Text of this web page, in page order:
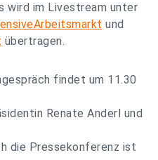
wird im Livestream unter
und
übertragen.
findet um 11.30
Renate Anderl und
die Pressekonferenz ist